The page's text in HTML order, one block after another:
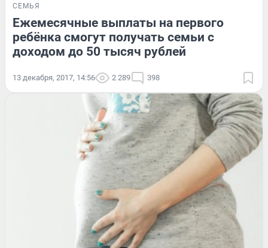
СЕМЬЯ
Ежемесячные выплаты на первого
ребёнка смогут получать семьи с
доходом до 50 тысяч рублей
13 декабря, 2017, 14:56 2 289 398